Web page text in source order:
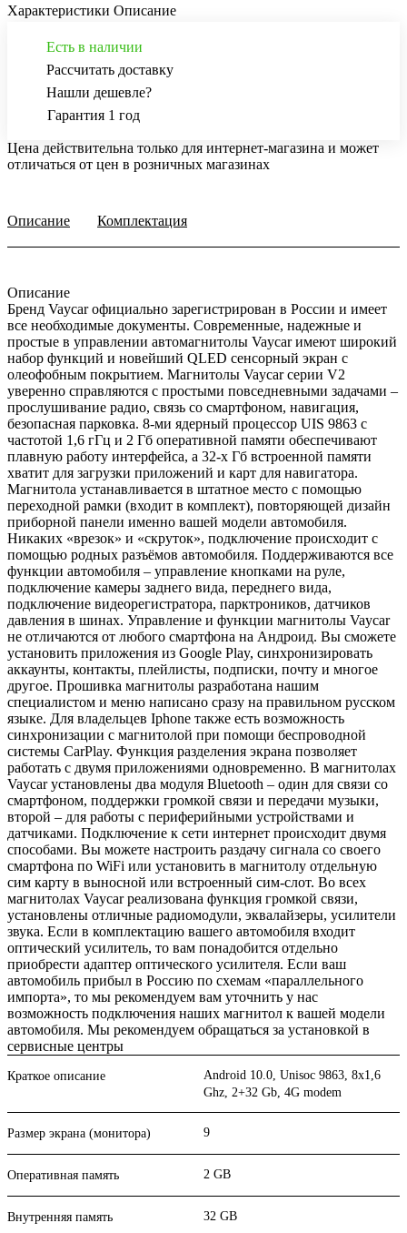
Характеристики Описание
Есть в наличии
Рассчитать доставку
Нашли дешевле?
Гарантия 1 год
Цена действительна только для интернет-магазина и может
отличаться от цен в розничных магазинах
Описание Комплектация
Описание
Бренд Vaycar официально зарегистрирован в России и имеет
все необходимые документы. Современные, надежные и
простые в управлении автомагнитолы Vaycar имеют широкий
набор функций и новейший QLED сенсорный экран с
олеофобным покрытием. Магнитолы Vaycar серии V2
уверенно справляются с простыми повседневными задачами –
прослушивание радио, связь со смартфоном, навигация,
безопасная парковка. 8-ми ядерный процессор UIS 9863 с
частотой 1,6 гГц и 2 Гб оперативной памяти обеспечивают
плавную работу интерфейса, а 32-х Гб встроенной памяти
хватит для загрузки приложений и карт для навигатора.
Магнитола устанавливается в штатное место с помощью
переходной рамки (входит в комплект), повторяющей дизайн
приборной панели именно вашей модели автомобиля.
Никаких «врезок» и «скруток», подключение происходит с
помощью родных разъёмов автомобиля. Поддерживаются все
функции автомобиля – управление кнопками на руле,
подключение камеры заднего вида, переднего вида,
подключение видеорегистратора, парктроников, датчиков
давления в шинах. Управление и функции магнитолы Vaycar
не отличаются от любого смартфона на Андроид. Вы сможете
установить приложения из Google Play, синхронизировать
аккаунты, контакты, плейлисты, подписки, почту и многое
другое. Прошивка магнитолы разработана нашим
специалистом и меню написано сразу на правильном русском
языке. Для владельцев Iphone также есть возможность
синхронизации с магнитолой при помощи беспроводной
системы CarPlay. Функция разделения экрана позволяет
работать с двумя приложениями одновременно. В магнитолах
Vaycar установлены два модуля Bluetooth – один для связи со
смартфоном, поддержки громкой связи и передачи музыки,
второй – для работы с периферийными устройствами и
датчиками. Подключение к сети интернет происходит двумя
способами. Вы можете настроить раздачу сигнала со своего
смартфона по WiFi или установить в магнитолу отдельную
сим карту в выносной или встроенный сим-слот. Во всех
магнитолах Vaycar реализована функция громкой связи,
установлены отличные радиомодули, эквалайзеры, усилители
звука. Если в комплектацию вашего автомобиля входит
оптический усилитель, то вам понадобится отдельно
приобрести адаптер оптического усилителя. Если ваш
автомобиль прибыл в Россию по схемам «параллельного
импорта», то мы рекомендуем вам уточнить у нас
возможность подключения наших магнитол к вашей модели
автомобиля. Мы рекомендуем обращаться за установкой в
сервисные центры
Краткое описание
Android 10.0, Unisoc 9863, 8х1,6
Ghz, 2+32 Gb, 4G modem
Размер экрана (монитора) 9
Оперативная память 2 GB
Внутренняя память 32 GB